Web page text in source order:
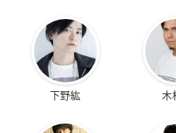
下野紘 木